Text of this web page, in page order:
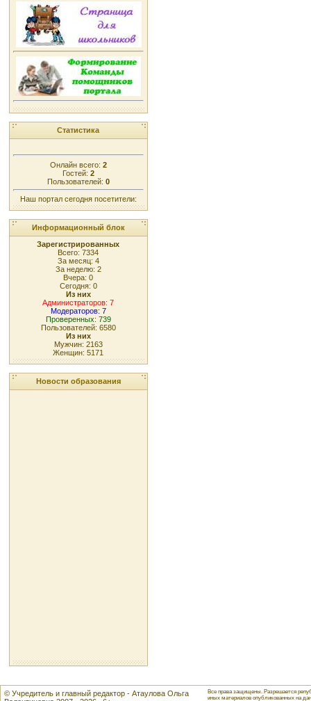
Статистика
Онлайн всего: 2
Гостей: 2
Пользователей: 0
Наш портал сегодня посетители:
Информационный блок
Зарегистрированных
Всего: 7334
За месяц: 4
За неделю: 2
Вчера: 0
Сегодня: 0
Из них
Администраторов: 7
Модераторов: 7
Проверенных: 739
Пользователей: 6580
Из них
Мужчин: 2163
Женщин: 5171
Новости образования
© Учредитель и главный редактор - Атаулова Ольга
Все права защищены. Разрешается
иных материалов опубликованных на